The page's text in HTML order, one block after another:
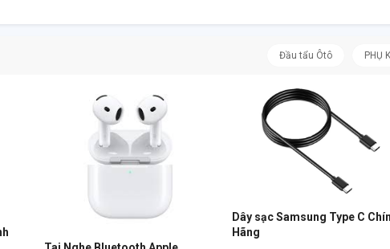
Đầu tẩu Ôtô PHỤ
Dây sạc Samsung Type C
Hãng